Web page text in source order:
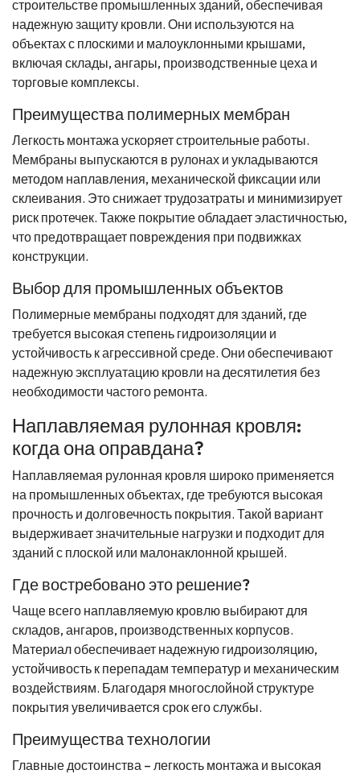
строительстве промышленных зданий, обеспечивая
надежную защиту кровли. Они используются на
объектах с плоскими и малоуклонными крышами,
включая склады, ангары, производственные цеха и
торговые комплексы.
Преимущества полимерных мембран
Легкость монтажа ускоряет строительные работы.
Мембраны выпускаются в рулонах и укладываются
методом наплавления, механической фиксации или
склеивания. Это снижает трудозатраты и минимизирует
риск протечек. Также покрытие обладает эластичностью,
что предотвращает повреждения при подвижках
конструкции.
Выбор для промышленных объектов
Полимерные мембраны подходят для зданий, где
требуется высокая степень гидроизоляции и
устойчивость к агрессивной среде. Они обеспечивают
надежную эксплуатацию кровли на десятилетия без
необходимости частого ремонта.
Наплавляемая рулонная кровля:
когда она оправдана?
Наплавляемая рулонная кровля широко применяется
на промышленных объектах, где требуются высокая
прочность и долговечность покрытия. Такой вариант
выдерживает значительные нагрузки и подходит для
зданий с плоской или малонаклонной крышей.
Где востребовано это решение?
Чаще всего наплавляемую кровлю выбирают для
складов, ангаров, производственных корпусов.
Материал обеспечивает надежную гидроизоляцию,
устойчивость к перепадам температур и механическим
воздействиям. Благодаря многослойной структуре
покрытия увеличивается срок его службы.
Преимущества технологии
Главные достоинства – легкость монтажа и высокая